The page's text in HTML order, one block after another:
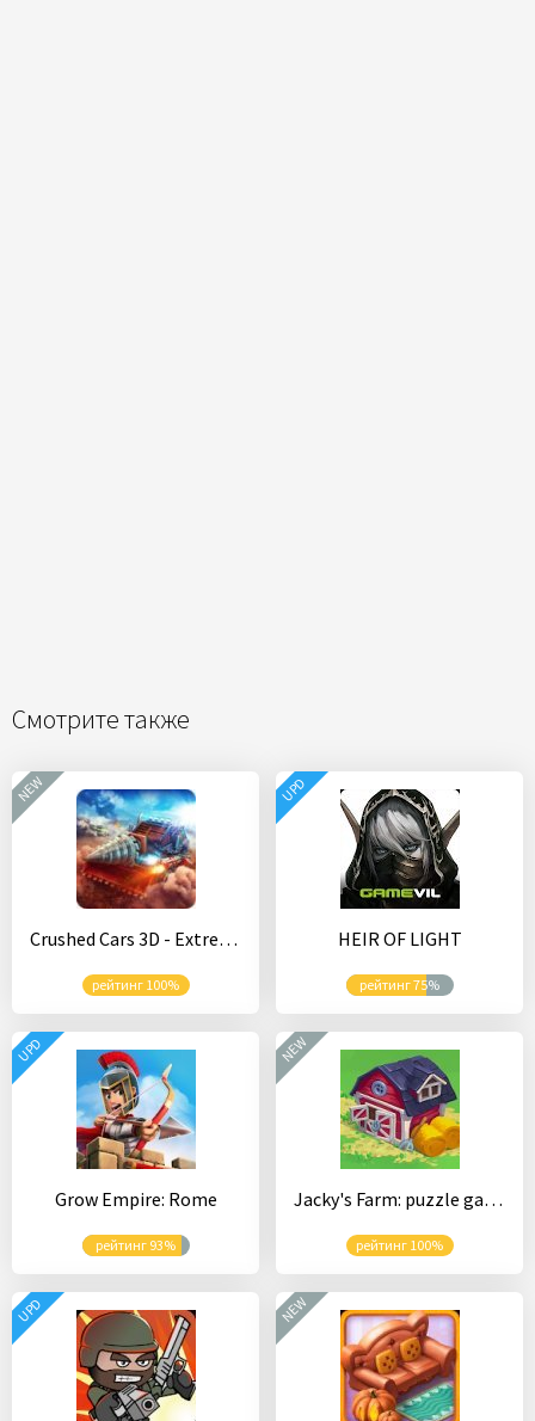
Смотрите также
Crushed Cars 3D - Extreme car racing shooter
рейтинг 100%
NEW
HEIR OF LIGHT
рейтинг 75%
UPD
Grow Empire: Rome
рейтинг 93%
UPD
Jacky's Farm: puzzle game
рейтинг 100%
NEW
UPD NEW